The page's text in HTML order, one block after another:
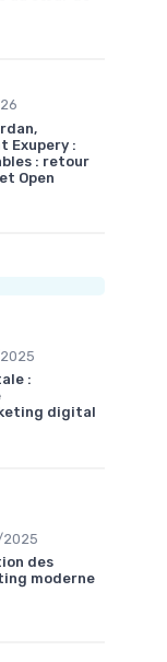
Exupery :
: retour
Open
:
digital
des
moderne